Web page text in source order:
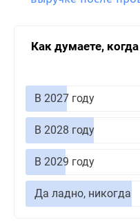
Как думаете,
В 2027 году
В 2028 году
В 2029 году
Да ладно, никогда